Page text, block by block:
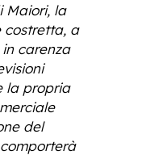
Maiori, la
costretta, a
carenza
la propria
del